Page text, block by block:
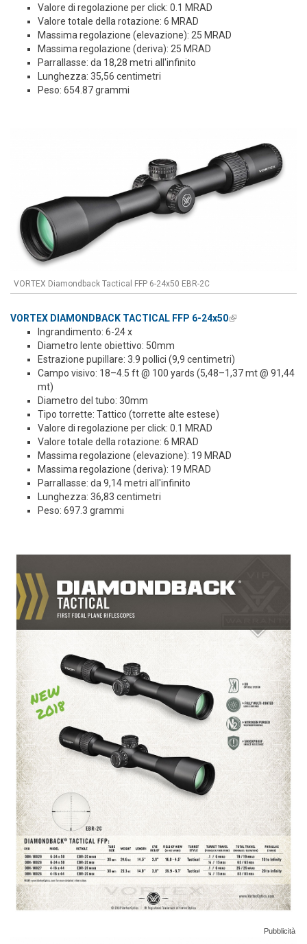
Valore di regolazione per click: 0.1 MRAD
Valore totale della rotazione: 6 MRAD
Massima regolazione (elevazione): 25 MRAD
Massima regolazione (deriva): 25 MRAD
Parrallasse: da 18,28 metri all'infinito
Lunghezza: 35,56 centimetri
Peso: 654.87 grammi
VORTEX Diamondback Tactical FFP 6-24x50 EBR-2C
VORTEX DIAMONDBACK TACTICAL FFP 6-24x50(link is external)
Ingrandimento: 6-24 x
Diametro lente obiettivo: 50mm
Estrazione pupillare: 3.9 pollici (9,9 centimetri)
Campo visivo: 18–4.5 ft @ 100 yards (5,48–1,37 mt @ 91,44
mt)
Diametro del tubo: 30mm
Tipo torrette: Tattico (torrette alte estese)
Valore di regolazione per click: 0.1 MRAD
Valore totale della rotazione: 6 MRAD
Massima regolazione (elevazione): 19 MRAD
Massima regolazione (deriva): 19 MRAD
Parrallasse: da 9,14 metri all'infinito
Lunghezza: 36,83 centimetri
Peso: 697.3 grammi
Pubblicità